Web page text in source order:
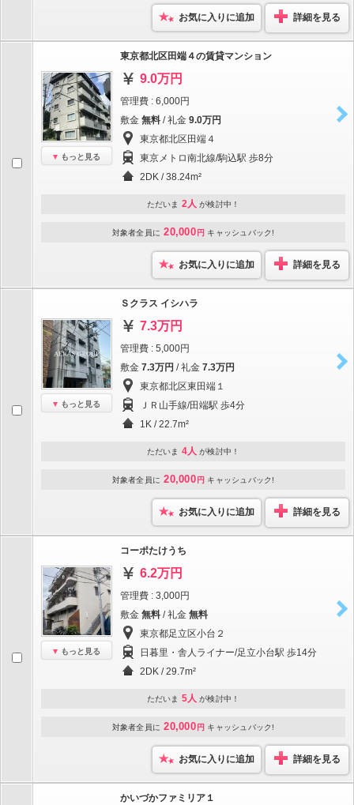
お気に入りに追加 詳細を見る
もっと見る
東京都北区田端４の賃貸マンション
9.0万円
管理費 : 6,000円
敷金 無料 / 礼金 9.0万円
東京都北区田端４
東京メトロ南北線/駒込駅 歩8分
2DK / 38.24m²
ただいま 2人 が検討中！
対象者全員に 20,000 円 キャッシュバック!
お気に入りに追加 詳細を見る
もっと見る
Ｓクラス イシハラ
7.3万円
管理費 : 5,000円
敷金 7.3万円 / 礼金 7.3万円
東京都北区東田端１
ＪＲ山手線/田端駅 歩4分
1K / 22.7m²
ただいま 4人 が検討中！
対象者全員に 20,000 円 キャッシュバック!
お気に入りに追加 詳細を見る
もっと見る
コーポたけうち
6.2万円
管理費 : 3,000円
敷金 無料 / 礼金 無料
東京都足立区小台２
日暮里・舎人ライナー/足立小台駅 歩14分
2DK / 29.7m²
ただいま 5人 が検討中！
対象者全員に 20,000 円 キャッシュバック!
お気に入りに追加 詳細を見る
かいづかファミリア１